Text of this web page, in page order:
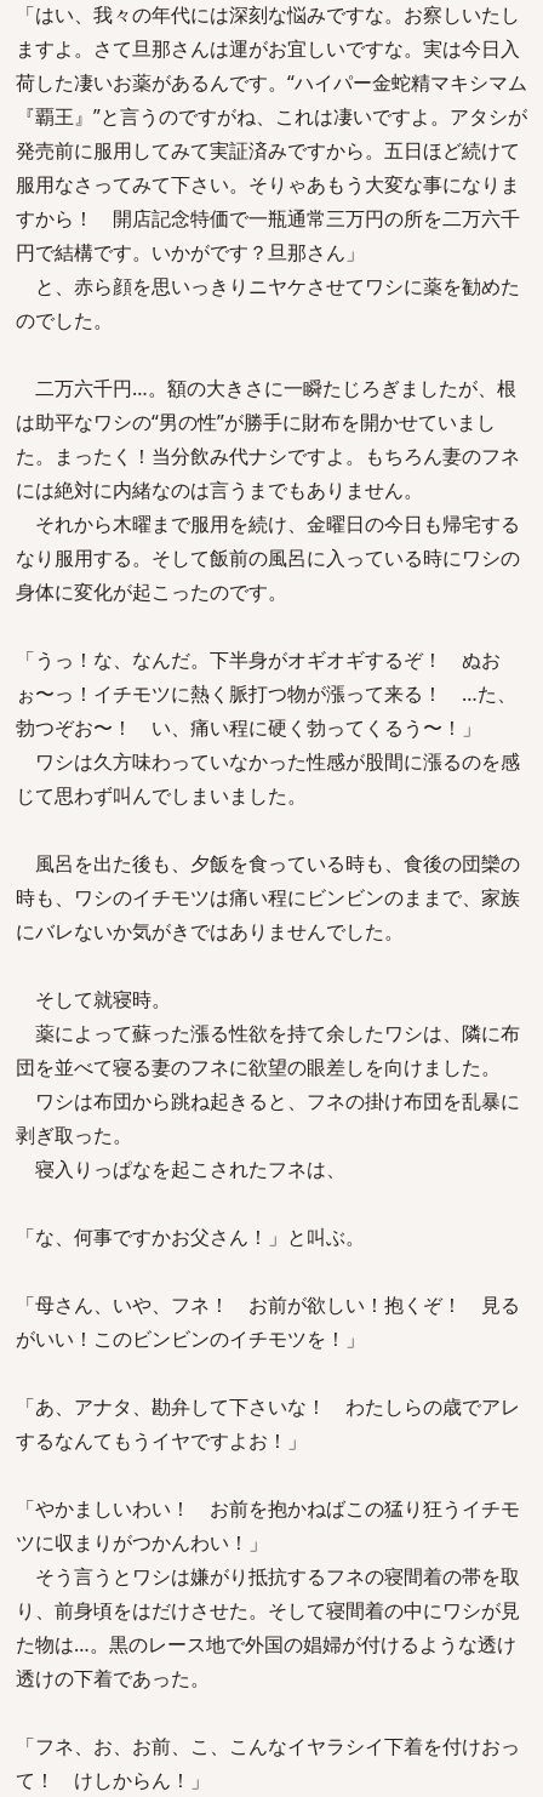
「はい、我々の年代には深刻な悩みですな。お察しいたし
ますよ。さて旦那さんは運がお宜しいですな。実は今日入
荷した凄いお薬があるんです。“ハイパー金蛇精マキシマム
『覇王』”と言うのですがね、これは凄いですよ。アタシが
発売前に服用してみて実証済みですから。五日ほど続けて
服用なさってみて下さい。そりゃあもう大変な事になりま
すから！ 開店記念特価で一瓶通常三万円の所を二万六千
円で結構です。いかがです？旦那さん」
と、赤ら顔を思いっきりニヤケさせてワシに薬を勧めた
のでした。
二万六千円…。額の大きさに一瞬たじろぎましたが、根
は助平なワシの“男の性”が勝手に財布を開かせていまし
た。まったく！当分飲み代ナシですよ。もちろん妻のフネ
には絶対に内緒なのは言うまでもありません。
それから木曜まで服用を続け、金曜日の今日も帰宅する
なり服用する。そして飯前の風呂に入っている時にワシの
身体に変化が起こったのです。
「うっ！な、なんだ。下半身がオギオギするぞ！ ぬお
ぉ〜っ！イチモツに熱く脈打つ物が漲って来る！ …た、
勃つぞお〜！ い、痛い程に硬く勃ってくるう〜！」
ワシは久方味わっていなかった性感が股間に漲るのを感
じて思わず叫んでしまいました。
風呂を出た後も、夕飯を食っている時も、食後の団欒の
時も、ワシのイチモツは痛い程にビンビンのままで、家族
にバレないか気がきではありませんでした。
そして就寝時。
薬によって蘇った漲る性欲を持て余したワシは、隣に布
団を並べて寝る妻のフネに欲望の眼差しを向けました。
ワシは布団から跳ね起きると、フネの掛け布団を乱暴に
剥ぎ取った。
寝入りっぱなを起こされたフネは、
「な、何事ですかお父さん！」と叫ぶ。
「母さん、いや、フネ！ お前が欲しい！抱くぞ！ 見る
がいい！このビンビンのイチモツを！」
「あ、アナタ、勘弁して下さいな！ わたしらの歳でアレ
するなんてもうイヤですよお！」
「やかましいわい！ お前を抱かねばこの猛り狂うイチモ
ツに収まりがつかんわい！」
そう言うとワシは嫌がり抵抗するフネの寝間着の帯を取
り、前身頃をはだけさせた。そして寝間着の中にワシが見
た物は…。黒のレース地で外国の娼婦が付けるような透け
透けの下着であった。
「フネ、お、お前、こ、こんなイヤラシイ下着を付けおっ
て！ けしからん！」